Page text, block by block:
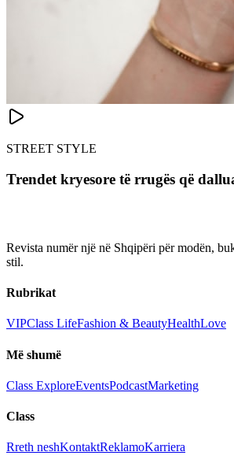
STREET STYLE
Trendet kryesore të rrugës që
Revista numër një në Shqipëri për modën,
stil.
Rubrikat
VIPClass LifeFashion & BeautyHealthLove
Më shumë
Class ExploreEventsPodcastMarketing
Class
Rreth neshKontaktReklamoKarriera